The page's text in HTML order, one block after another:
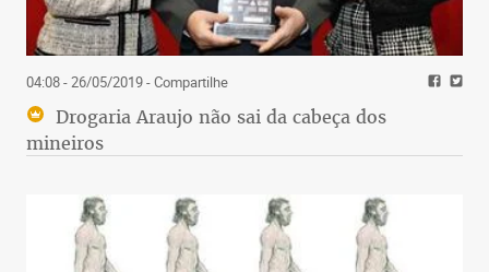
04:08 - 26/05/2019- Compartilhe
Drogaria Araujo não sai da cabeça dos
mineiros